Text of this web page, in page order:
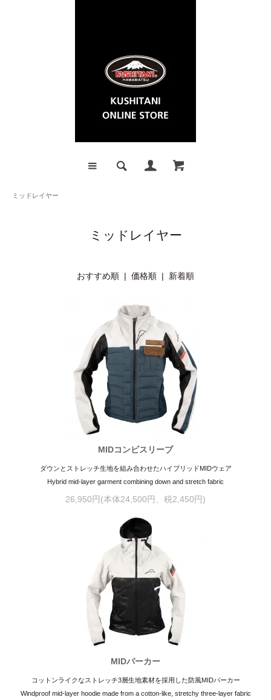
ミッドレイヤー
ミッドレイヤー
おすすめ順 | 価格順 | 新着順
MIDコンビスリーブ
ダウンとストレッチ生地を組み合わせたハイブリッドMIDウェア
Hybrid mid-layer garment combining down and stretch fabric
26,950円(本体24,500円、税2,450円)
MIDパーカー
コットンライクなストレッチ3層生地素材を採用した防風MIDパーカー
Windproof mid-layer hoodie made from a cotton-like, stretchy three-layer fabric